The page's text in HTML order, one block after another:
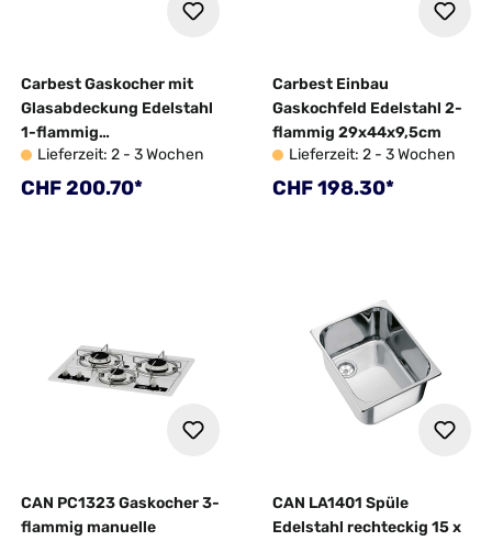
Carbest Gaskocher mit
Glasabdeckung Edelstahl
1-flammig
35,7x25x11,9cm
Lieferzeit: 2 - 3 Wochen
Regulärer Preis:
CHF 200.70*
Carbest Einbau
Gaskochfeld Edelstahl 2-
flammig 29x44x9,5cm
Lieferzeit: 2 - 3 Wochen
Regulärer Preis:
CHF 198.30*
CAN PC1323 Gaskocher 3-
flammig manuelle
CAN LA1401 Spüle
Edelstahl rechteckig 15 x